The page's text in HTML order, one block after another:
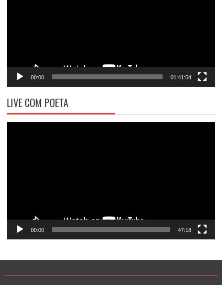
00:00 01:41:54
LIVE COM POETA
00:00 47:18